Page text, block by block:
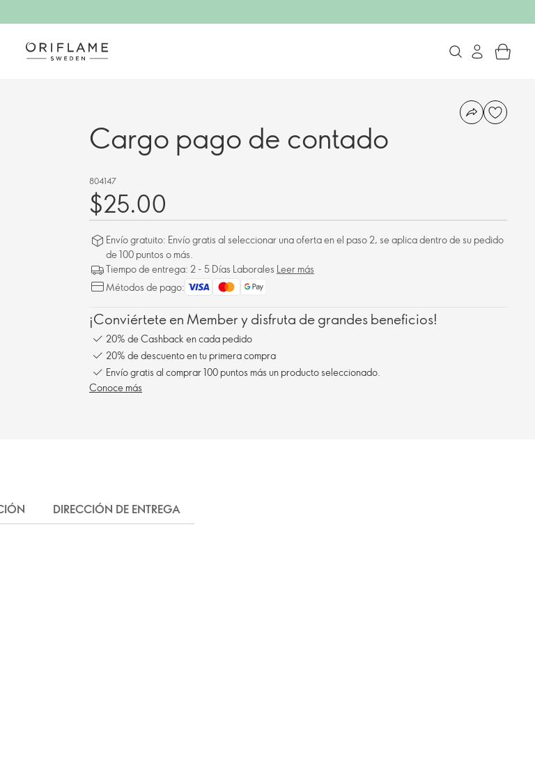
Cargo pago de contado
804147
$25.00
Envío gratuito: Envío gratis al seleccionar una oferta en el paso 2, se aplica dentro de su pedido
de 100 puntos o más.
Tiempo de entrega: 2 - 5 Días Laborales Leer más
Métodos de pago:
¡Conviértete en Member y disfruta de grandes beneficios!
20% de Cashback en cada pedido
20% de descuento en tu primera compra
Envío gratis al comprar 100 puntos más un producto seleccionado.
Conoce más
DIRECCIÓN DE ENTREGA